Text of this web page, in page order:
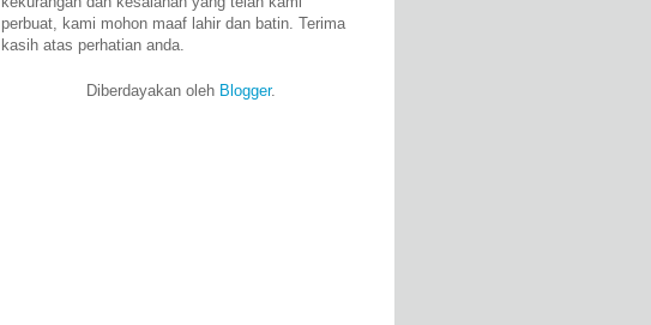
perbuat, kami mohon maaf lahir dan batin. Terima
kasih atas perhatian anda.
Diberdayakan oleh Blogger.